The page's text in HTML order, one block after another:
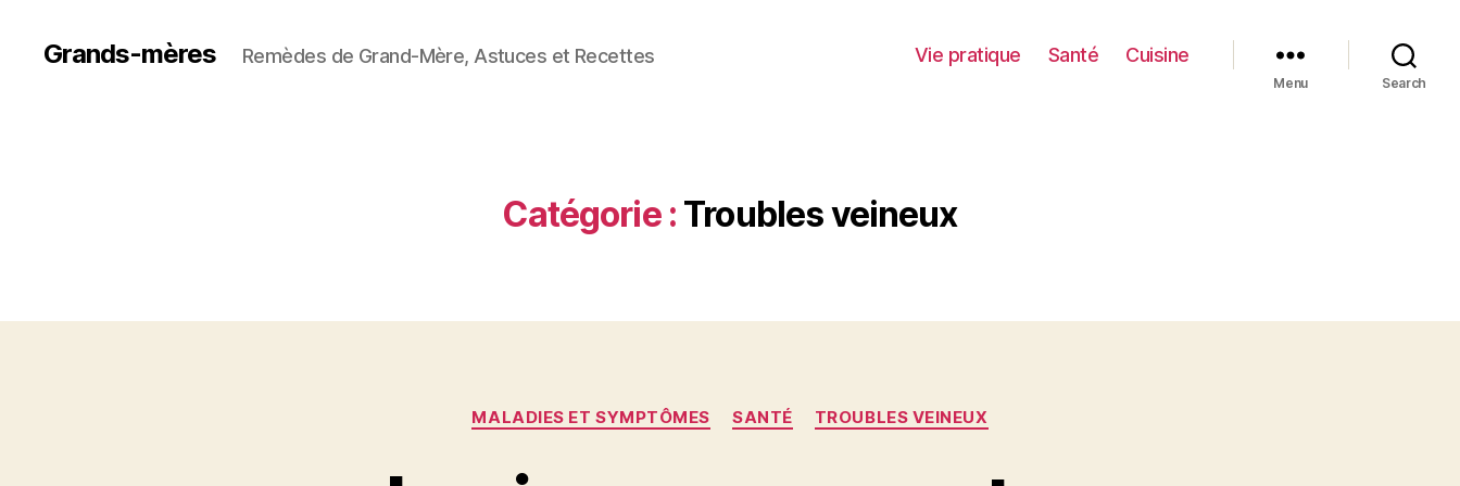
Grands-mères Remèdes de Grand-Mère, Astuces et Recettes Vie pratique Santé Cuisine
Menu Search
Catégorie : Troubles veineux
Catégories
MALADIES ET SYMPTÔMES SANTÉ TROUBLES VEINEUX